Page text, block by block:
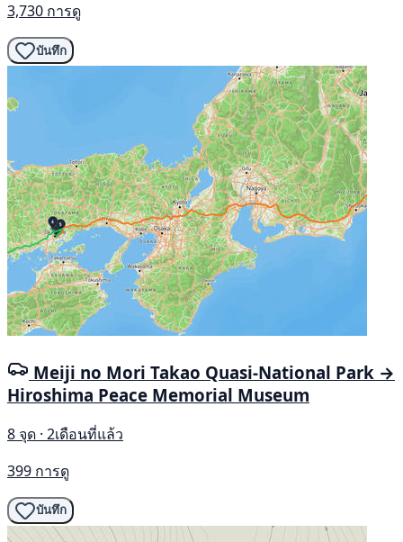
3,730 การดู
บันทึก
Meiji no Mori Takao Quasi-National Park →
Hiroshima Peace Memorial Museum
8 จุด · 2เดือนที่แล้ว
399 การดู
บันทึก